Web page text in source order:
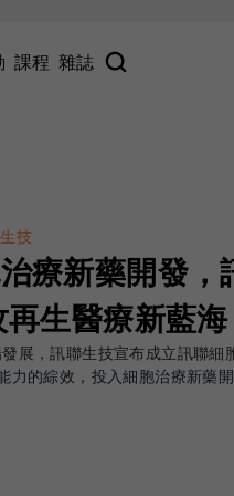
課程 雜誌
技
療新藥開發
生醫療新藍海
展，訊聯生技宣布成立訊聯細
力的綜效，投入細胞治療新藥開